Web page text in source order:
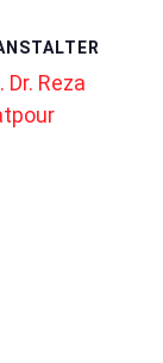
Dr. Reza